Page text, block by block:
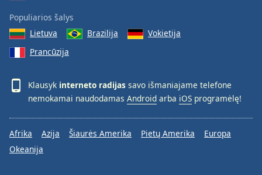
Populiarios šalys
Lietuva
Brazilija
Vokietija
Prancūzija
Klausyk interneto radijas savo išmaniajame telefone
nemokamai naudodamas Android arba iOS programėlę!
Afrika Azija Šiaurės Amerika Pietų Amerika
Europa
Okeanija